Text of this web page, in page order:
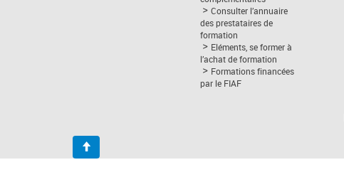
Consulter l’annuaire
des prestataires de
formation
Eléments, se former à
l’achat de formation
Formations financées
par le FIAF